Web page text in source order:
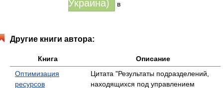
Украина)
в
Другие книги автора:
Книга
Описание
Оптимизация
ресурсов
Цитата "Результаты подразделений,
находящихся под управлением